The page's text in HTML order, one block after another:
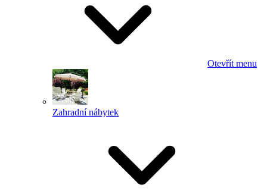
Otevřít menu
Zahradní nábytek